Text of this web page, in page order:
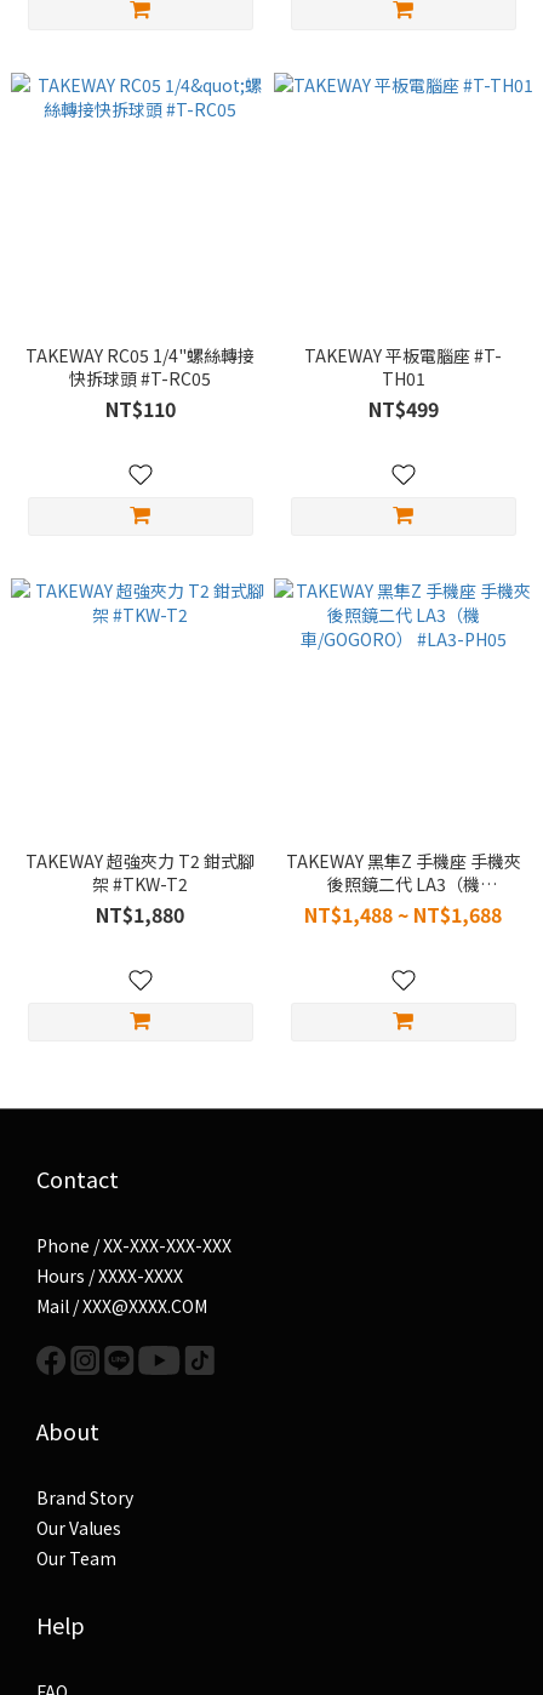
TAKEWAY RC05 1/4"螺絲轉接
快拆球頭 #T-RC05
NT$110
TAKEWAY 平板電腦座 #T-
TH01
NT$499
TAKEWAY 超強夾力 T2 鉗式腳
架 #TKW-T2
NT$1,880
TAKEWAY 黑隼Z 手機座 手機夾
後照鏡二代 LA3（機
車/GOGORO） #LA3-PH05
NT$1,488 ~ NT$1,688
Contact
Phone / XX-XXX-XXX-XXX
Hours / XXXX-XXXX
Mail / XXX@XXXX.COM
About
Brand Story
Our Values
Our Team
Help